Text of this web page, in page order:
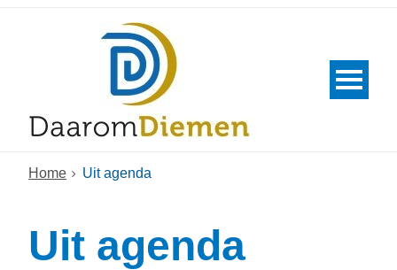
Home Uit agenda
Uit agenda